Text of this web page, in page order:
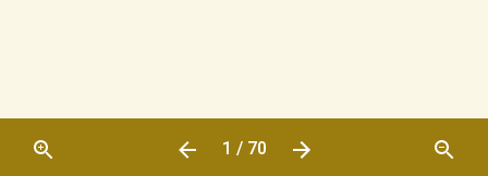
1 / 70